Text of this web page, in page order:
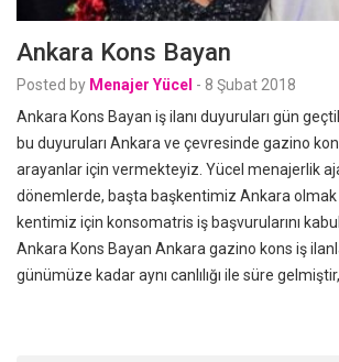
Ankara Kons Bayan
Posted by Menajer Yücel - 8 Şubat 2018
Ankara Kons Bayan iş ilanı duyuruları gün
bu duyuruları Ankara ve çevresinde gazino
arayanlar için vermekteyiz. Yücel menajerlik
dönemlerde, başta başkentimiz Ankara
kentimiz için konsomatris iş başvurularını
Ankara Kons Bayan Ankara gazino kons iş
günümüze kadar aynı canlılığı ile süre gelmiştir,